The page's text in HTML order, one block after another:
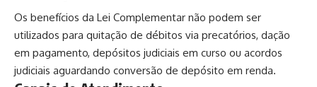
Os benefícios da Lei Complementar não podem ser
utilizados para quitação de débitos via precatórios, dação
em pagamento, depósitos judiciais em curso ou acordos
judiciais aguardando conversão de depósito em renda.